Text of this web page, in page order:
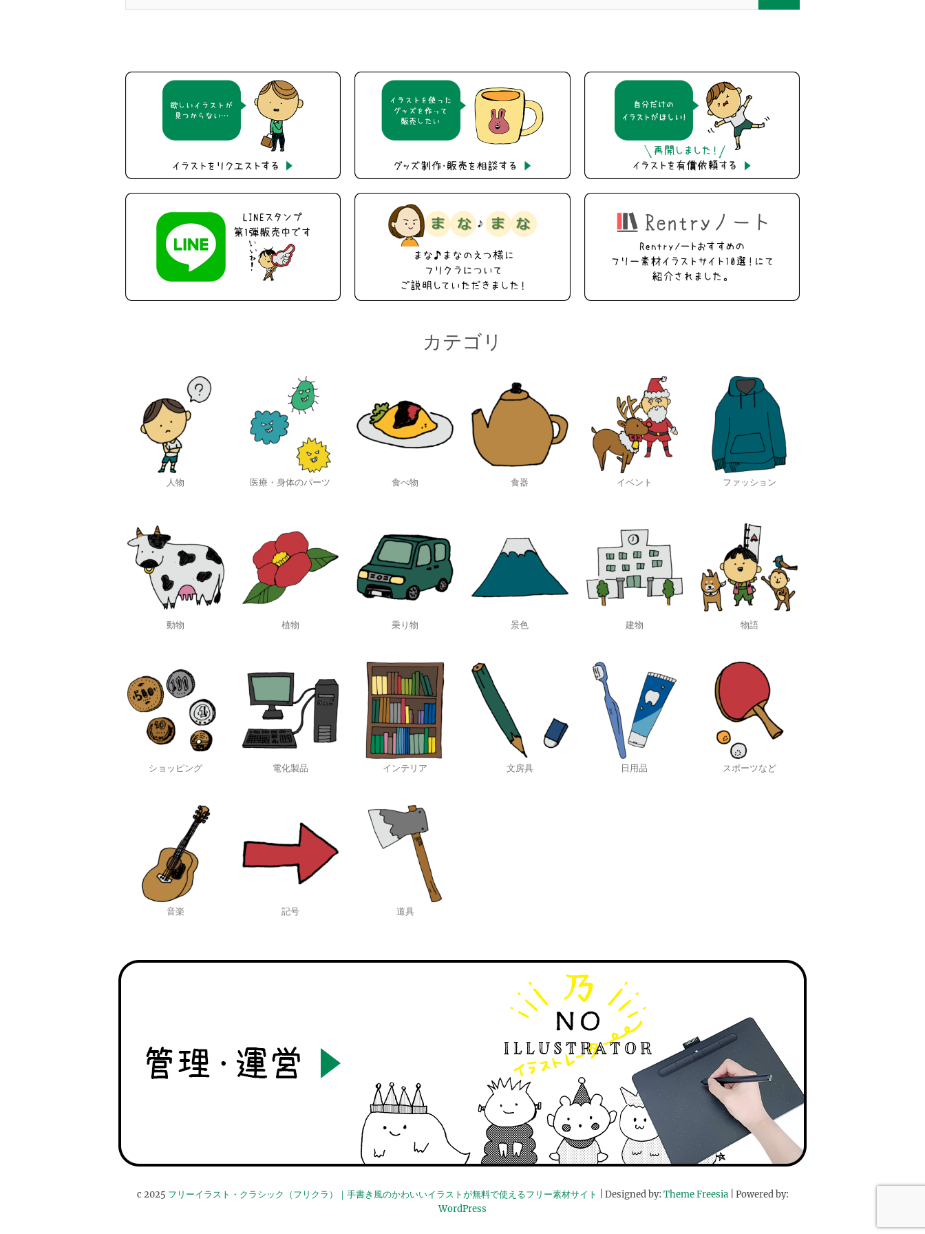
カテゴリ
人物 医療・身体のパーツ 食べ物 食器 イベント ファッション
動物 植物 乗り物 景色 建物 物語
ショッピング 電化製品 インテリア 文房具 日用品 スポーツなど
音楽 記号 道具
c 2025 フリーイラスト・クラシック（フリクラ）｜手書き風のかわいいイラストが無料で使えるフリー素材サイト | Designed by: Theme Freesia| Powered by:
WordPress